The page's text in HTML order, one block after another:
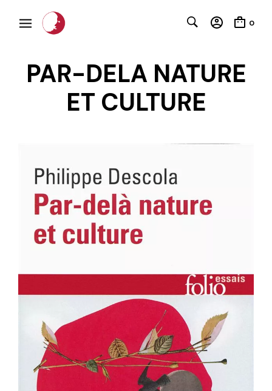
0
PAR-DELA NATURE
ET CULTURE